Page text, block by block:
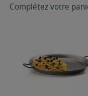
Complétez votre